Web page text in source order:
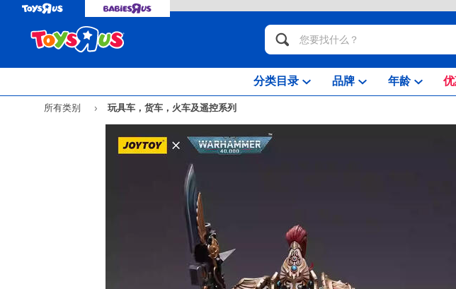
分类目录 品牌 年龄
所有类别 玩具车，货车，火车及遥控系列